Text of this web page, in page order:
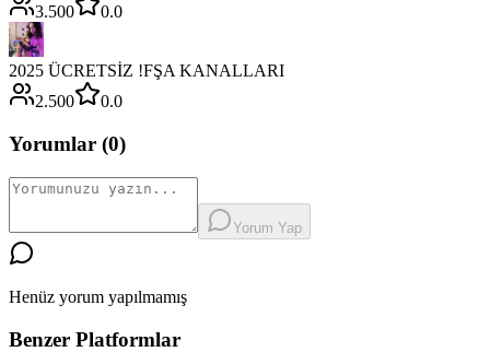
3.500
0.0
2025 ÜCRETSİZ !FŞA KANALLARI
2.500
0.0
Yorumlar (0)
Yorum Yap
Henüz yorum yapılmamış
Benzer Platformlar